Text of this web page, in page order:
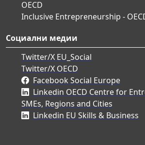
OECD
Inclusive Entrepreneurship -
Социални медии
Twitter/X EU_Social
Twitter/X OECD
Facebook Social Europe
Linkedin OECD Centre for
SMEs, Regions and Cities
Linkedin EU Skills & Business